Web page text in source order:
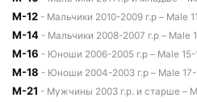
М-12 - Мальчики 2010-2009 г.р – Male
М-14 - Мальчики 2008-2007 г.р – Male
М-16 - Юноши 2006-2005 г.р – Male 15-
М-18 - Юноши 2004-2003 г.р – Male
М-21 - Мужчины 2003 г.р. и старше –